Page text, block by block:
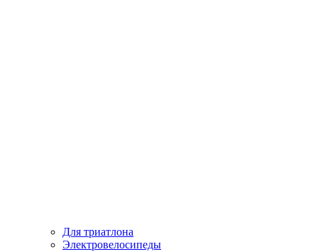
Для триатлона
Электровелосипеды